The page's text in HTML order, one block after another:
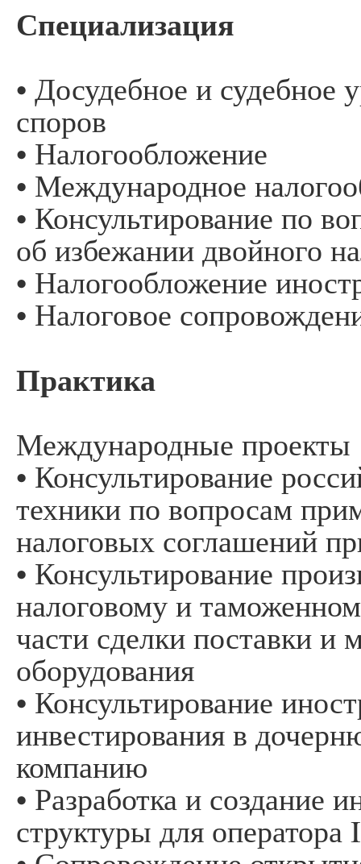
Специализация
• Досудебное и судебное
споров
• Налогообложение
• Международное
• Консультирование по
об избежании двойного
• Налогообложение
• Налоговое
Практика
Международные проекты
• Консультирование
техники по вопросам
налоговых соглашений
• Консультирование
налоговому и
части сделки поставки и
оборудования
• Консультирование
инвестирования в
компанию
• Разработка и создание
структуры для оператора